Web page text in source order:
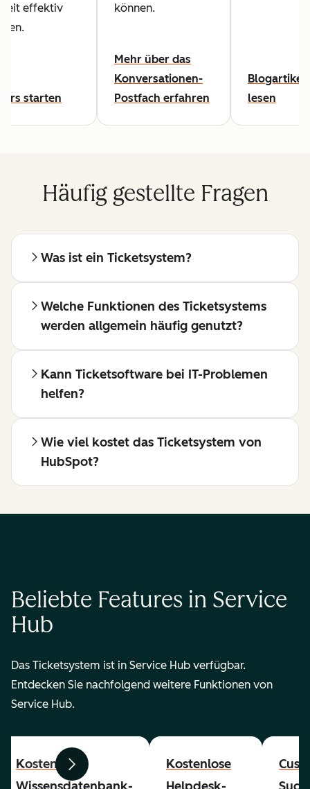
effektiv
starten
können.
Mehr über das
Konversationen-
Postfach erfahren
Blogartikel
lesen
Häufig gestellte Fragen
Was ist ein Ticketsystem?
Welche Funktionen des Ticketsystems
werden allgemein häufig genutzt?
Kann Ticketsoftware bei IT-Problemen
helfen?
Wie viel kostet das Ticketsystem von
HubSpot?
Beliebte Features in Service
Hub
Das Ticketsystem ist in Service Hub verfügbar.
Entdecken Sie nachfolgend weitere Funktionen von
Service Hub.
ZurückWeiter
Kostenlose
Kostenlose